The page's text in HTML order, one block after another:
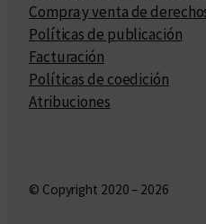
Compra y venta de
Políticas de publicación
Facturación
Políticas de coedición
Atribuciones
© Copyright 2020 – 2026